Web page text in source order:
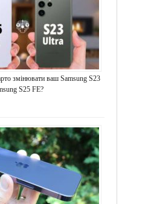
змінювати ваш Samsung S23
S25 FE?